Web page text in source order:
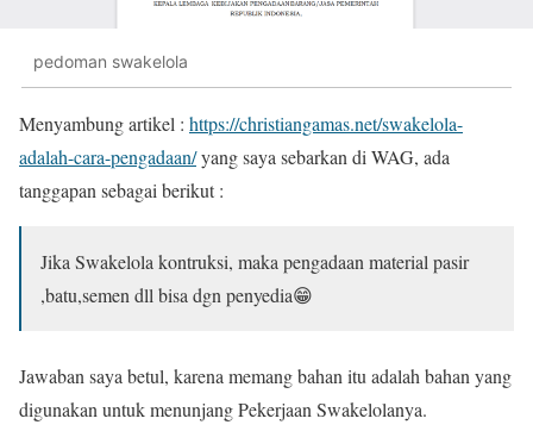
pedoman swakelola
Menyambung artikel : https://christiangamas.net/swakelola-
adalah-cara-pengadaan/yang saya sebarkan di WAG, ada
tanggapan sebagai berikut :
Jika Swakelola kontruksi, maka pengadaan material pasir
,batu,semen dll bisa dgn penyedia😁
Jawaban saya betul, karena memang bahan itu adalah bahan yang
digunakan untuk menunjang Pekerjaan Swakelolanya.